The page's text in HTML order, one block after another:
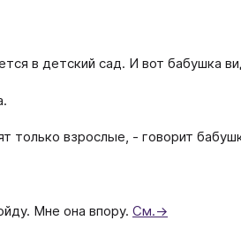
в детский сад. И вот бабушка
только взрослые, - говорит
Мне она впору. См.→